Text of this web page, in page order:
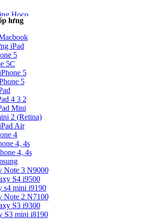
Hoco...
Case...
siêu...
lưng
iPad
5
5C
5
5
4 3 2
Mini
2 (Retina)
Air
4
4, 4s
4, 4s
Note 3 N9000
S4 i9500
s4 mini i9190
Note 2 N7100
S3 i9300
S3 mini i8190